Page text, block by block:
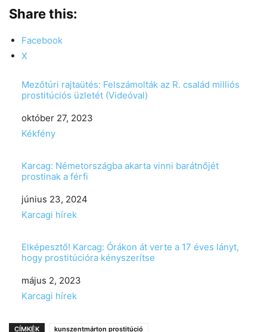
Share this:
Facebook
X
Mezőtúri rajtaütés: Felszámolták az R. család milliós
prostitúciós üzletét (Videóval)
Date
október 27, 2023
In relation to
Kékfény
Karcag: Németországba akarta vinni barátnőjét
prostinak a férfi
Date
június 23, 2024
In relation to
Karcagi hírek
Elképesztő! Karcag: Órákon át verte a 17 éves lányt,
hogy prostitúcióra kényszerítse
Date
május 2, 2023
In relation to
Karcagi hírek
CÍMKÉK
kunszentmárton prostitúció